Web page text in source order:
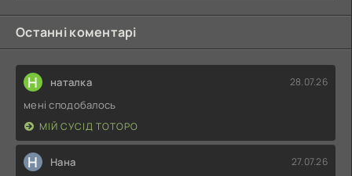
Останні коментарі
Н наталка 28.07.26
мені сподобалось
МІЙ СУСІД ТОТОРО
Н Нана 27.07.26